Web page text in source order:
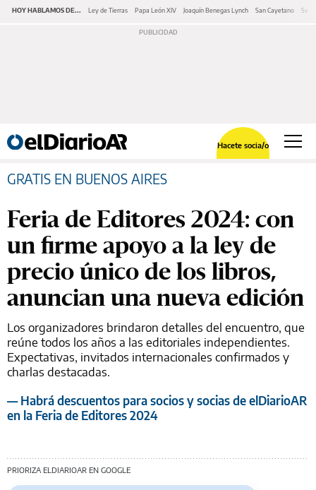
HOY HABLAMOS DE... Ley de Tierras Papa León XIV Joaquín Benegas Lynch San Cayetano
Hacete socia/o
GRATIS EN BUENOS AIRES
Feria de Editores 2024: con
un firme apoyo a la ley de
precio único de los libros,
anuncian una nueva edición
Los organizadores brindaron detalles del encuentro, que
reúne todos los años a las editoriales independientes.
Expectativas, invitados internacionales confirmados y
charlas destacadas.
— Habrá descuentos para socios y socias de elDiarioAR
en la Feria de Editores 2024
PRIORIZA ELDIARIOAR EN GOOGLE